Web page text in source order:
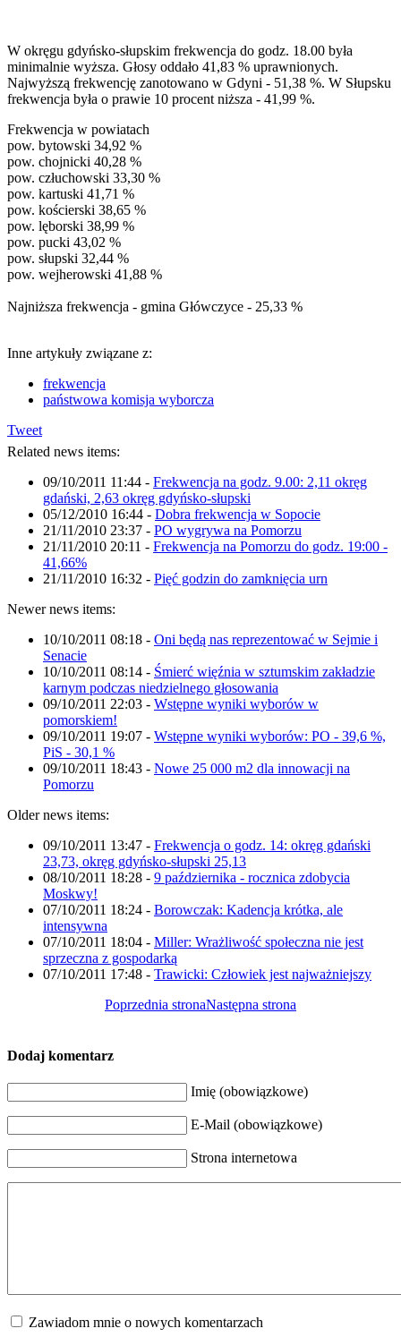
W okręgu gdyńsko-słupskim frekwencja do godz. 18.00 była
minimalnie wyższa. Głosy oddało 41,83 % uprawnionych.
Najwyższą frekwencję zanotowano w Gdyni - 51,38 %. W Słupsku
frekwencja była o prawie 10 procent niższa - 41,99 %.
Frekwencja w powiatach
pow. bytowski 34,92 %
pow. chojnicki 40,28 %
pow. człuchowski 33,30 %
pow. kartuski 41,71 %
pow. kościerski 38,65 %
pow. lęborski 38,99 %
pow. pucki 43,02 %
pow. słupski 32,44 %
pow. wejherowski 41,88 %
Najniższa frekwencja - gmina Główczyce - 25,33 %
Inne artykuły związane z:
frekwencja
państwowa komisja wyborcza
Tweet
Related news items:
09/10/2011 11:44 - Frekwencja na godz. 9.00: 2,11 okręg
gdański, 2,63 okręg gdyńsko-słupski
05/12/2010 16:44 - Dobra frekwencja w Sopocie
21/11/2010 23:37 - PO wygrywa na Pomorzu
21/11/2010 20:11 - Frekwencja na Pomorzu do godz. 19:00 -
41,66%
21/11/2010 16:32 - Pięć godzin do zamknięcia urn
Newer news items:
10/10/2011 08:18 - Oni będą nas reprezentować w Sejmie i
Senacie
10/10/2011 08:14 - Śmierć więźnia w sztumskim zakładzie
karnym podczas niedzielnego głosowania
09/10/2011 22:03 - Wstępne wyniki wyborów w
pomorskiem!
09/10/2011 19:07 - Wstępne wyniki wyborów: PO - 39,6 %,
PiS - 30,1 %
09/10/2011 18:43 - Nowe 25 000 m2 dla innowacji na
Pomorzu
Older news items:
09/10/2011 13:47 - Frekwencja o godz. 14: okręg gdański
23,73, okręg gdyńsko-słupski 25,13
08/10/2011 18:28 - 9 października - rocznica zdobycia
Moskwy!
07/10/2011 18:24 - Borowczak: Kadencja krótka, ale
intensywna
07/10/2011 18:04 - Miller: Wrażliwość społeczna nie jest
sprzeczna z gospodarką
07/10/2011 17:48 - Trawicki: Człowiek jest najważniejszy
Poprzednia stronaNastępna strona
Dodaj komentarz
Imię (obowiązkowe)
E-Mail (obowiązkowe)
Strona internetowa
Zawiadom mnie o nowych komentarzach